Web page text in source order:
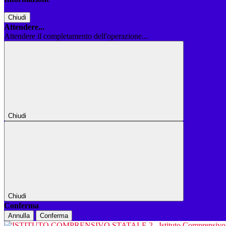
Chiudi
Attendere...
Attendere il completamento dell'operazione...
Chiudi
Chiudi
Conferma
Annulla Conferma